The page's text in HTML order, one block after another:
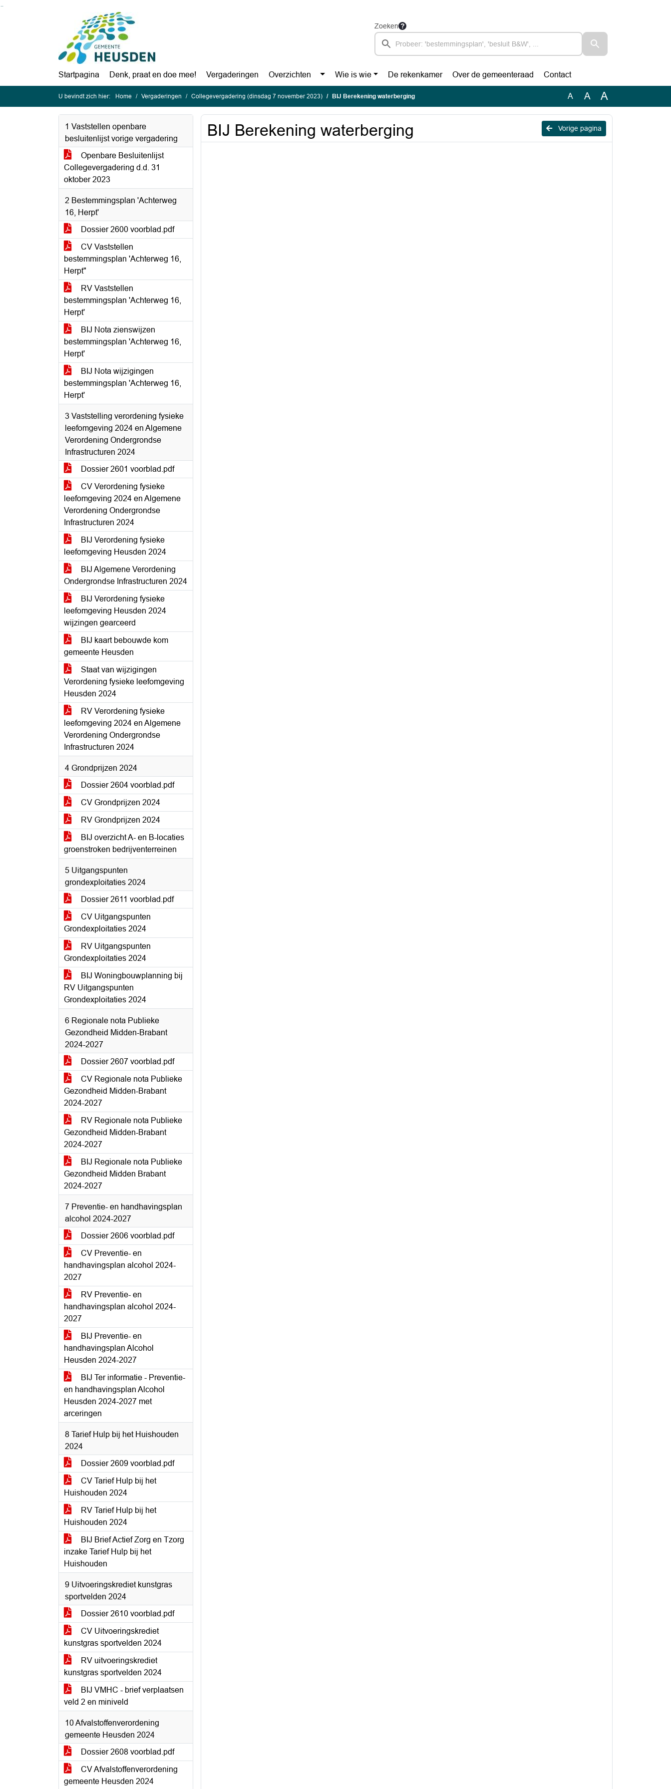
Ga naar de inhoud van deze pagina
Zoeken
Startpagina Denk, praat en doe mee! Vergaderingen Overzichten Wie is wie De rekenkamer Over de gemeenteraad Contact
U bevindt zich hier: Home Vergaderingen Collegevergadering (dinsdag 7 november 2023) BIJ Berekening waterberging A A A
1 Vaststellen openbare
besluitenlijst vorige vergadering
Openbare Besluitenlijst
Collegevergadering d.d. 31
oktober 2023
2 Bestemmingsplan 'Achterweg
16, Herpt'
Dossier 2600 voorblad.pdf
CV Vaststellen
bestemmingsplan 'Achterweg 16,
Herpt"
RV Vaststellen
bestemmingsplan 'Achterweg 16,
Herpt'
BIJ Nota zienswijzen
bestemmingsplan 'Achterweg 16,
Herpt'
BIJ Nota wijzigingen
bestemmingsplan 'Achterweg 16,
Herpt'
3 Vaststelling verordening fysieke
leefomgeving 2024 en Algemene
Verordening Ondergrondse
Infrastructuren 2024
Dossier 2601 voorblad.pdf
CV Verordening fysieke
leefomgeving 2024 en Algemene
Verordening Ondergrondse
Infrastructuren 2024
BIJ Verordening fysieke
leefomgeving Heusden 2024
BIJ Algemene Verordening
Ondergrondse Infrastructuren 2024
BIJ Verordening fysieke
leefomgeving Heusden 2024
wijzingen gearceerd
BIJ kaart bebouwde kom
gemeente Heusden
Staat van wijzigingen
Verordening fysieke leefomgeving
Heusden 2024
RV Verordening fysieke
leefomgeving 2024 en Algemene
Verordening Ondergrondse
Infrastructuren 2024
4 Grondprijzen 2024
Dossier 2604 voorblad.pdf
CV Grondprijzen 2024
RV Grondprijzen 2024
BIJ overzicht A- en B-locaties
groenstroken bedrijventerreinen
5 Uitgangspunten
grondexploitaties 2024
Dossier 2611 voorblad.pdf
CV Uitgangspunten
Grondexploitaties 2024
RV Uitgangspunten
Grondexploitaties 2024
BIJ Woningbouwplanning bij
RV Uitgangspunten
Grondexploitaties 2024
6 Regionale nota Publieke
Gezondheid Midden-Brabant
2024-2027
Dossier 2607 voorblad.pdf
CV Regionale nota Publieke
Gezondheid Midden-Brabant
2024-2027
RV Regionale nota Publieke
Gezondheid Midden-Brabant
2024-2027
BIJ Regionale nota Publieke
Gezondheid Midden Brabant
2024-2027
7 Preventie- en handhavingsplan
alcohol 2024-2027
Dossier 2606 voorblad.pdf
CV Preventie- en
handhavingsplan alcohol 2024-
2027
RV Preventie- en
handhavingsplan alcohol 2024-
2027
BIJ Preventie- en
handhavingsplan Alcohol
Heusden 2024-2027
BIJ Ter informatie - Preventie-
en handhavingsplan Alcohol
Heusden 2024-2027 met
arceringen
8 Tarief Hulp bij het Huishouden
2024
Dossier 2609 voorblad.pdf
CV Tarief Hulp bij het
Huishouden 2024
RV Tarief Hulp bij het
Huishouden 2024
BIJ Brief Actief Zorg en Tzorg
inzake Tarief Hulp bij het
Huishouden
9 Uitvoeringskrediet kunstgras
sportvelden 2024
Dossier 2610 voorblad.pdf
CV Uitvoeringskrediet
kunstgras sportvelden 2024
RV uitvoeringskrediet
kunstgras sportvelden 2024
BIJ VMHC - brief verplaatsen
veld 2 en miniveld
10 Afvalstoffenverordening
gemeente Heusden 2024
Dossier 2608 voorblad.pdf
CV Afvalstoffenverordening
gemeente Heusden 2024
Vorige pagina
BIJ Berekening waterberging